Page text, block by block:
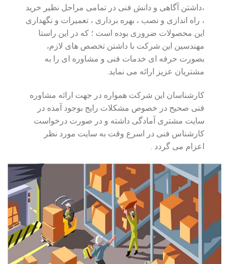
،داشتن آگاهی و دانش فنی در تمامی مراحل نظیر خرید
، راه اندازی و نصب ، بهره برداری ، تعمیرات و نگهداری
این محصولات ضروری بوده است ؛ که در این راستا
مهندسین این شرکت با داشتن تخصص های لازم،
بصورت حرفه ای خدمات فنی و مشاوره ای را به
مشتریان عزیز ارائه می نماید.
کارشناسان این شرکت همواره در جهت ارائه مشاوره
فنی صحیح در خصوص مشکلات رایج بوجود آمده در
سایت مشتری آمادگی داشته و در صورت درخواست
کارشناس فنی در اسرع وقت به سایت مورد نظر
اعزام می گردد .